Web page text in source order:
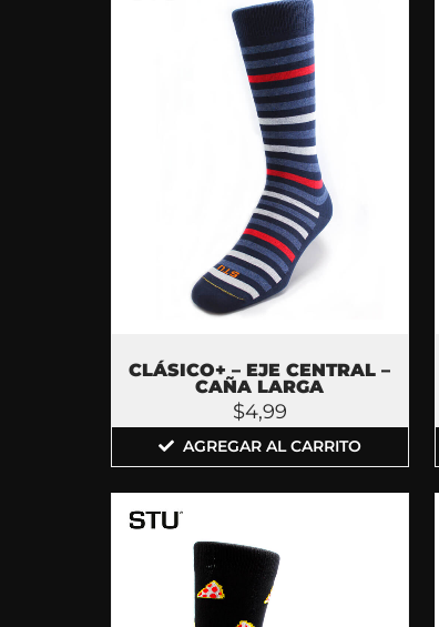
CLÁSICO+ – EJE CENTRAL –
CAÑA LARGA
$4,99
AGREGAR AL CARRITO